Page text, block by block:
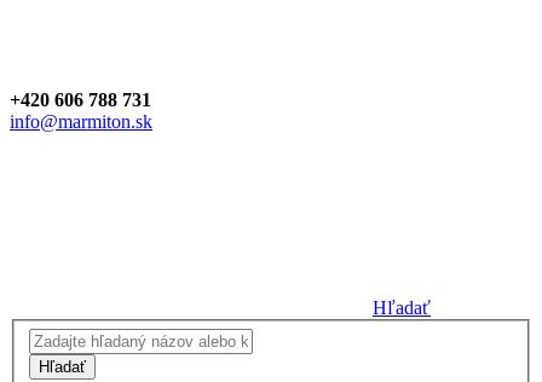
+420 606 788 731
info@marmiton.sk
Hľadať
Hľadať